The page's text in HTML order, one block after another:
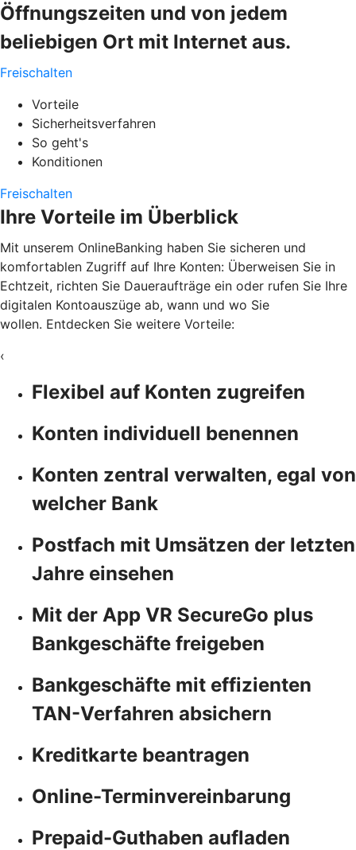
Öffnungszeiten und von jedem
beliebigen Ort mit Internet aus.
Freischalten
Vorteile
Sicherheitsverfahren
So geht's
Konditionen
Freischalten
Ihre Vorteile im Überblick
Mit unserem OnlineBanking haben Sie sicheren und
komfortablen Zugriff auf Ihre Konten: Überweisen Sie in
Echtzeit, richten Sie Daueraufträge ein oder rufen Sie Ihre
digitalen Kontoauszüge ab, wann und wo Sie
wollen. Entdecken Sie weitere Vorteile:
‹
Flexibel auf Konten zugreifen
Konten individuell benennen
Konten zentral verwalten, egal von
welcher Bank
Postfach mit Umsätzen der letzten
Jahre einsehen
Mit der App VR SecureGo plus
Bankgeschäfte freigeben
Bankgeschäfte mit effizienten
TAN-Verfahren absichern
Kreditkarte beantragen
Online-Terminvereinbarung
Prepaid-Guthaben aufladen